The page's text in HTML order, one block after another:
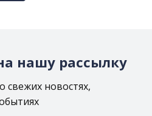
нашу рассылку
свежих новостях,